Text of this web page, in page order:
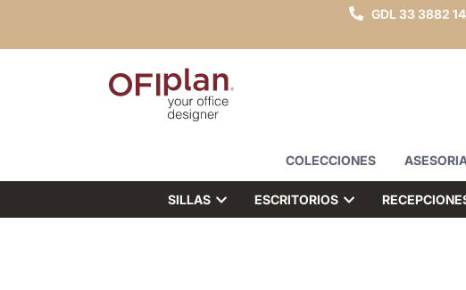
GDL33 3882
COLECCIONES
SILLAS ESCRITORIOS